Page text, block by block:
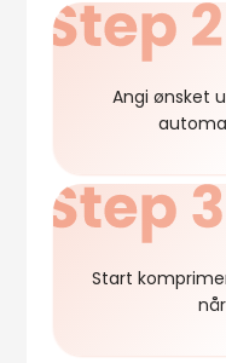
Angi ønsket
Start